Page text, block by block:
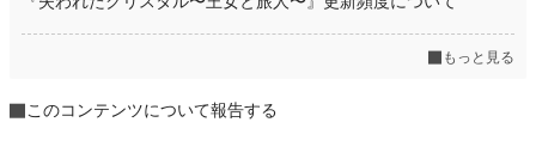
もっと見る
このコンテンツについて報告する